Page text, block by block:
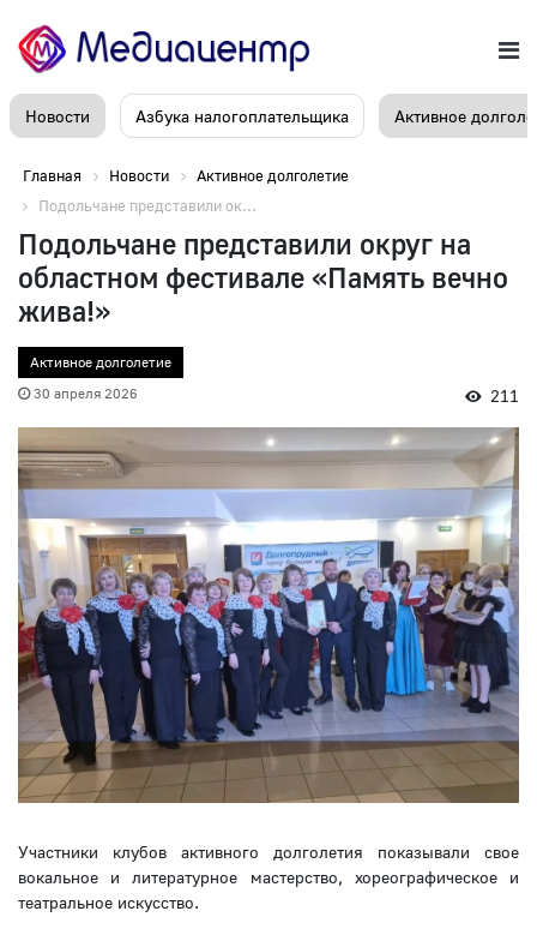
Новости Азбука налогоплательщика Активное
Главная Новости
Активное долголетие
Подольчане представили ок...
Подольчане представили округ на
областном фестивале «Память вечно
жива!»
Активное долголетие
30 апреля 2026
211
Участники клубов активного долголетия показывали свое
вокальное и литературное мастерство, хореографическое и
театральное искусство.